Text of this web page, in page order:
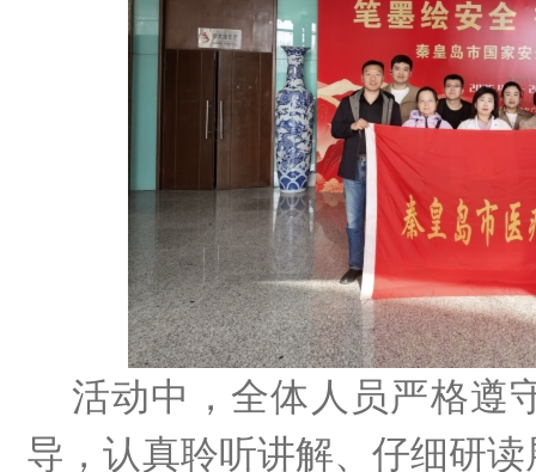
活动中，全体人员严格遵
导，认真聆听讲解、仔细研